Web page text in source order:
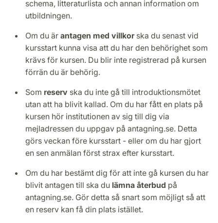
schema, litteraturlista och annan information om
utbildningen.
Om du är antagen med villkorska du senast vid
kursstart kunna visa att du har den behörighet som
krävs för kursen. Du blir inte registrerad på kursen
förrän du är behörig.
Som reserv ska du inte gå till introduktionsmötet
utan att ha blivit kallad. Om du har fått en plats på
kursen hör institutionen av sig till dig via
mejladressen du uppgav på antagning.se. Detta
görs veckan före kursstart - eller om du har gjort
en sen anmälan först strax efter kursstart.
Om du har bestämt dig för att inte gå kursen du har
blivit antagen till ska du lämna återbud på
antagning.se. Gör detta så snart som möjligt så att
en reserv kan få din plats istället.